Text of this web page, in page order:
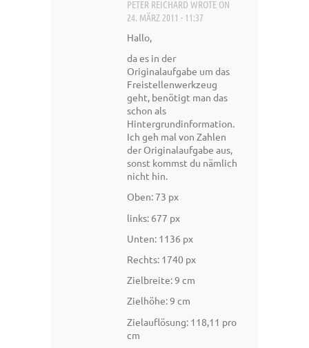
PETER REICHARD WROTE ON
24. MÄRZ 2011 - 11:37
Hallo,
da es in der
Originalaufgabe um das
Freistellenwerkzeug
geht, benötigt man das
schon als
Hintergrundinformation.
Ich geh mal von Zahlen
der Originalaufgabe aus,
sonst kommst du nämlich
nicht hin.
Oben: 73 px
links: 677 px
Unten: 1136 px
Rechts: 1740 px
Zielbreite: 9 cm
Zielhöhe: 9 cm
Zielauflösung: 118,11 pro
cm